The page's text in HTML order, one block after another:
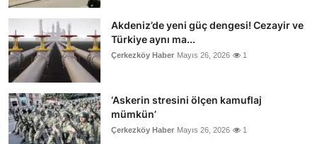
Akdeniz’de yeni güç dengesi! Cezayir ve
Türkiye aynı ma...
Çerkezköy Haber Mayıs 26, 2026 1
‘Askerin stresini ölçen kamuflaj
mümkün’
Çerkezköy Haber Mayıs 26, 2026 1